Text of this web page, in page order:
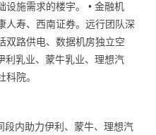
设施需求的楼宇。 • 金融机
人寿、西南证券。远行团队深
双路供电、数据机房独立空
利乳业、蒙牛乳业、理想汽
院。
段内助力伊利、蒙牛、理想汽